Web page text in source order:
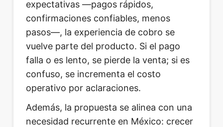
expectativas —pagos rápidos,
confirmaciones confiables, menos
pasos—, la experiencia de cobro se
vuelve parte del producto. Si el pago
falla o es lento, se pierde la venta; si es
confuso, se incrementa el costo
operativo por aclaraciones.
Además, la propuesta se alinea con una
necesidad recurrente en México: crecer